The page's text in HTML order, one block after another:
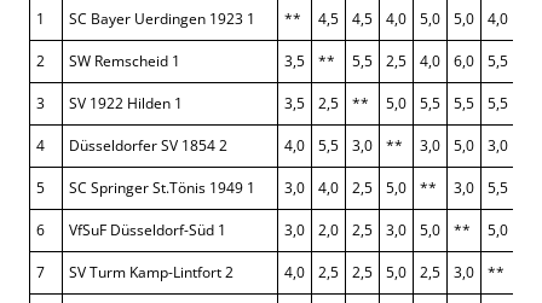
1 SC Bayer Uerdingen 1923 1 ** 4,5 4,5 4,0 5,0 5,0 4,0
2 SW Remscheid 1 3,5 ** 5,5 2,5 4,0 6,0 5,5
3 SV 1922 Hilden 1 3,5 2,5 ** 5,0 5,5 5,5 5,5
4 Düsseldorfer SV 1854 2 4,0 5,5 3,0 ** 3,0 5,0 3,0
5 SC Springer St.Tönis 1949 1 3,0 4,0 2,5 5,0 ** 3,0 5,5
6 VfSuF Düsseldorf-Süd 1 3,0 2,0 2,5 3,0 5,0 ** 5,0
7 SV Turm Kamp-Lintfort 2 4,0 2,5 2,5 5,0 2,5 3,0 **